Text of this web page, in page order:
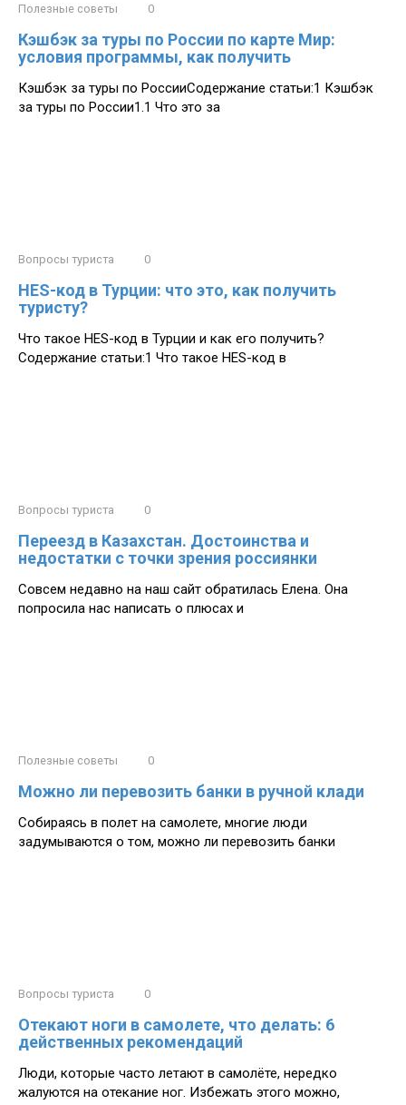
Полезные советы 0
Кэшбэк за туры по России по карте Мир:
условия программы, как получить
Кэшбэк за туры по РоссииСодержание статьи:1 Кэшбэк
за туры по России1.1 Что это за
Вопросы туриста 0
HES-код в Турции: что это, как получить
туристу?
Что такое HES-код в Турции и как его получить?
Содержание статьи:1 Что такое HES-код в
Вопросы туриста 0
Переезд в Казахстан. Достоинства и
недостатки с точки зрения россиянки
Совсем недавно на наш сайт обратилась Елена. Она
попросила нас написать о плюсах и
Полезные советы 0
Можно ли перевозить банки в ручной клади
Собираясь в полет на самолете, многие люди
задумываются о том, можно ли перевозить банки
Вопросы туриста 0
Отекают ноги в самолете, что делать: 6
действенных рекомендаций
Люди, которые часто летают в самолёте, нередко
жалуются на отекание ног. Избежать этого можно,